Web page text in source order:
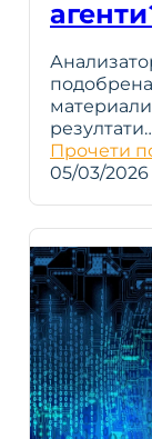
Прочети
05/03/2026